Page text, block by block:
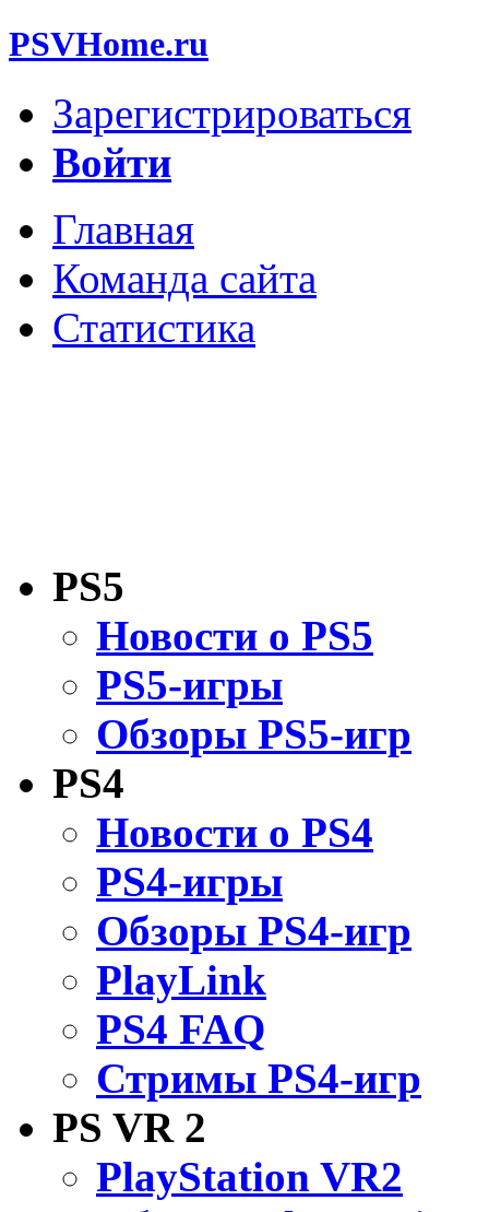
PSVHome.ru
Зарегистрироваться
Войти
Главная
Команда сайта
Статистика
PS5
Новости о PS5
PS5-игры
Обзоры PS5-игр
PS4
Новости о PS4
PS4-игры
Обзоры PS4-игр
PlayLink
PS4 FAQ
Стримы PS4-игр
PS VR 2
PlayStation VR2